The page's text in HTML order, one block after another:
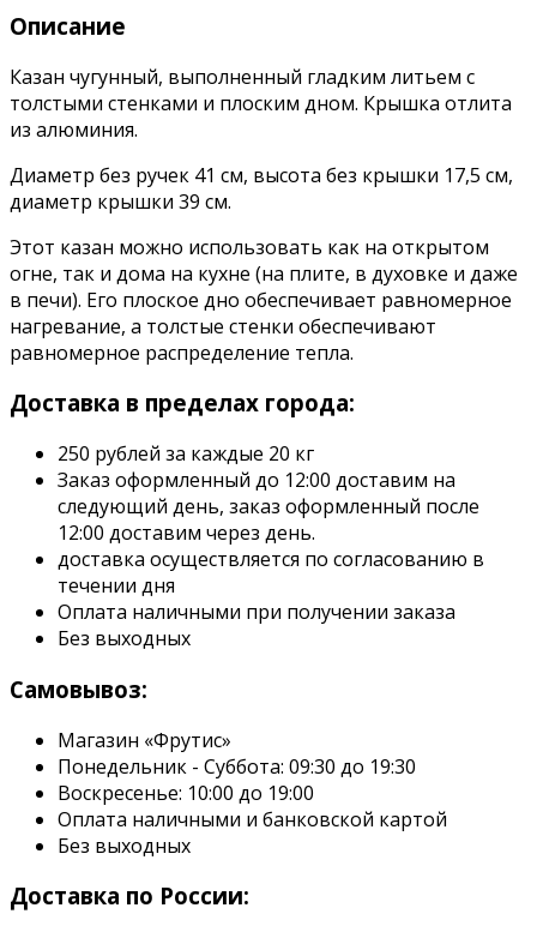
Описание
Казан чугунный, выполненный гладким литьем с
толстыми стенками и плоским дном. Крышка отлита
из алюминия.
Диаметр без ручек 41 см, высота без крышки 17,5 см,
диаметр крышки 39 см.
Этот казан можно использовать как на открытом
огне, так и дома на кухне (на плите, в духовке и даже
в печи). Его плоское дно обеспечивает равномерное
нагревание, а толстые стенки обеспечивают
равномерное распределение тепла.
Доставка в пределах города:
250 рублей за каждые 20 кг
Заказ оформленный до 12:00 доставим на
следующий день, заказ оформленный после
12:00 доставим через день.
доставка осуществляется по согласованию в
течении дня
Оплата наличными при получении заказа
Без выходных
Самовывоз:
Магазин «Фрутис»
Понедельник - Суббота: 09:30 до 19:30
Воскресенье: 10:00 до 19:00
Оплата наличными и банковской картой
Без выходных
Доставка по России: